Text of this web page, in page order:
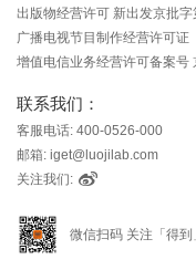
出版物经营许可 新出发京批
广播电视节目制作经营许可证
增值电信业务经营许可备案号
联系我们：
客服电话: 400-0526-000
邮箱: iget@luojilab.com
关注我们:
微信扫码 关注「得